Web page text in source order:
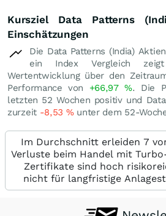
Kursziel Data Patterns
Einschätzungen
Die Data Patterns (India)
ein Index Vergleich
Wertentwicklung über den
Performance von +66,97%. Die
letzten 52 Wochen positiv und
zurzeit -8,53 %unter dem 52-
Im Durchschnitt erleiden 7
Verluste beim Handel mit
Zertifikate sind hoch
nicht für langfristige